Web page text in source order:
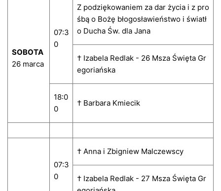
SOBOTA
26 marca
07:3
0
Z podziękowaniem za dar życia i z pro
śbą o Bożę błogosławieństwo i światł
o Ducha Św. dla Jana
† Izabela Redlak - 26 Msza Święta Gr
egoriańska
18:0
0
† Barbara Kmiecik
07:3
0
† Anna i Zbigniew Malczewscy
† Izabela Redlak - 27 Msza Święta Gr